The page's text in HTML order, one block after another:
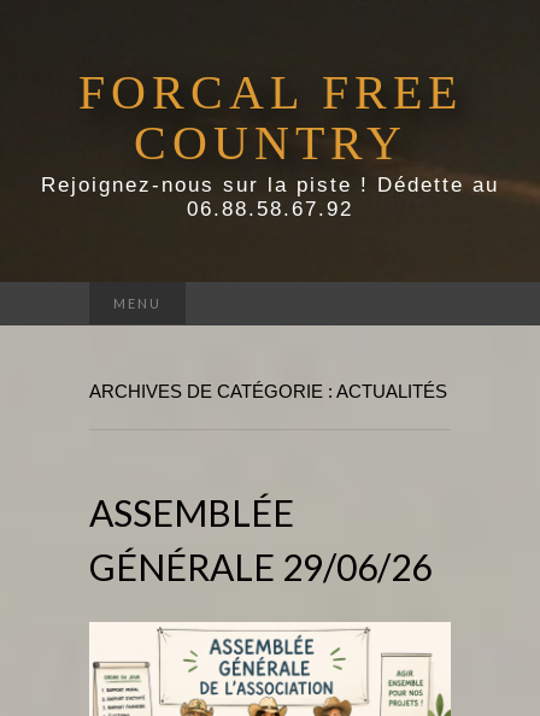
FORCAL FREE
COUNTRY
Rejoignez-nous sur la piste ! Dédette au
06.88.58.67.92
MENU
ARCHIVES DE CATÉGORIE : ACTUALITÉS
ASSEMBLÉE
GÉNÉRALE 29/06/26